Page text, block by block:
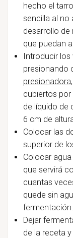
hecho el
sencilla al no
desarrollo
que puedan
Introducir
presionando
presionadora
cubiertos
de líquido de
6 cm de
Colocar las
superior de
Colocar
que servirá
cuantas
quede sin
fermentación.
Dejar
de la receta